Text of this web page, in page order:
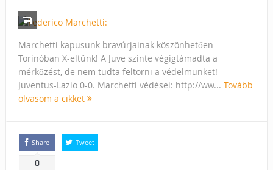
Marchetti kapusunk bravúrjainak köszönhetően
Torinóban X-eltünk! A Juve szinte végigtámadta a
mérkőzést, de nem tudta feltörni a védelmünket!
Juventus-Lazio 0-0. Marchetti védései: http://ww... Tovább
olvasom a cikket
Share
0
Tweet